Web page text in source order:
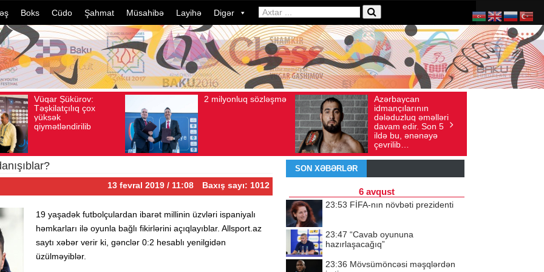
Boks Cüdo Şahmat Müsahibə Layihə Digər
2 milyonluq sözləşmə
Avqust 04, 2026
Azərbaycan
idmançılarının
dələduzluq əməlləri
davam edir. Son 5
ildə bu, ənənəyə
Baxış sayı: 136
Avqust 04, 2026
qeyd etməsə də,
ürəyi hər zaman
doğma yurdu ilə
döyünür
İyul 30, 2026
13 fevral 2019 / 11:08 Baxış sayı: 1012
19 yaşadək futbolçulardan ibarət millinin üzvləri ispaniyalı
həmkarları ilə oyunla bağlı fikirlərini açıqlayıblar. Allsport.az
saytı xəbər verir ki, gənclər 0:2 hesablı yenilgidən
üzülməyiblər.
SON XƏBƏRLƏR
6 avqust
23:53 FİFA-nın növbəti prezidenti
23:47 “Cavab oyununa
hazırlaşacağıq”
23:36 Mövsümöncəsi məşqlərdən